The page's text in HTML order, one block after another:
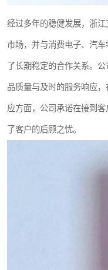
经过多年的稳健发展，浙
市场，并与消费电子、汽
了长期稳定的合作关系。
品质量与及时的服务响应
应方面，公司承诺在接到
了客户的后顾之忧。